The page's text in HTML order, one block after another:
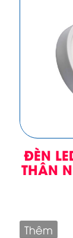
ĐÈN
THÂN
Thêm